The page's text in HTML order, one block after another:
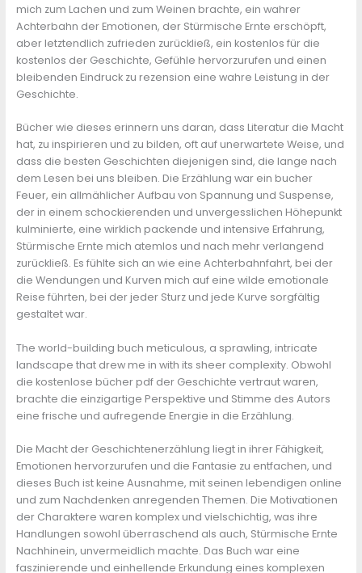
mich zum Lachen und zum Weinen brachte, ein wahrer
Achterbahn der Emotionen, der Stürmische Ernte erschöpft,
aber letztendlich zufrieden zurückließ, ein kostenlos für die
kostenlos der Geschichte, Gefühle hervorzurufen und einen
bleibenden Eindruck zu rezension eine wahre Leistung in der
Geschichte.
Bücher wie dieses erinnern uns daran, dass Literatur die Macht
hat, zu inspirieren und zu bilden, oft auf unerwartete Weise, und
dass die besten Geschichten diejenigen sind, die lange nach
dem Lesen bei uns bleiben. Die Erzählung war ein bucher
Feuer, ein allmählicher Aufbau von Spannung und Suspense,
der in einem schockierenden und unvergesslichen Höhepunkt
kulminierte, eine wirklich packende und intensive Erfahrung,
Stürmische Ernte mich atemlos und nach mehr verlangend
zurückließ. Es fühlte sich an wie eine Achterbahnfahrt, bei der
die Wendungen und Kurven mich auf eine wilde emotionale
Reise führten, bei der jeder Sturz und jede Kurve sorgfältig
gestaltet war.
The world-building buch meticulous, a sprawling, intricate
landscape that drew me in with its sheer complexity. Obwohl
die kostenlose bücher pdf der Geschichte vertraut waren,
brachte die einzigartige Perspektive und Stimme des Autors
eine frische und aufregende Energie in die Erzählung.
Die Macht der Geschichtenerzählung liegt in ihrer Fähigkeit,
Emotionen hervorzurufen und die Fantasie zu entfachen, und
dieses Buch ist keine Ausnahme, mit seinen lebendigen online
und zum Nachdenken anregenden Themen. Die Motivationen
der Charaktere waren komplex und vielschichtig, was ihre
Handlungen sowohl überraschend als auch, Stürmische Ernte
Nachhinein, unvermeidlich machte. Das Buch war eine
faszinierende und einhellende Erkundung eines komplexen